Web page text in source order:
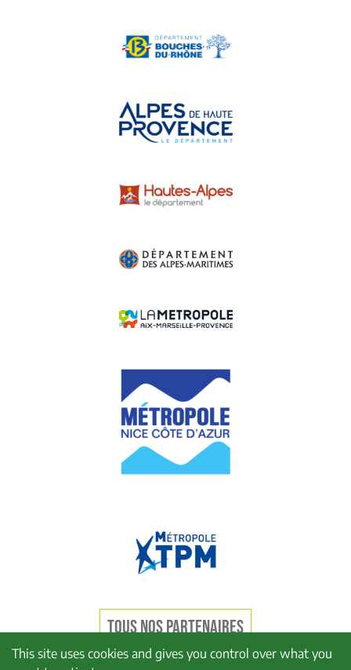
TOUS NOS PARTENAIRES
This site uses cookies and gives you control over what you